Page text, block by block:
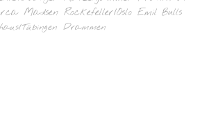
Madsen Rockefeller/Oslo Emil Bulls
Tübingen Drammen